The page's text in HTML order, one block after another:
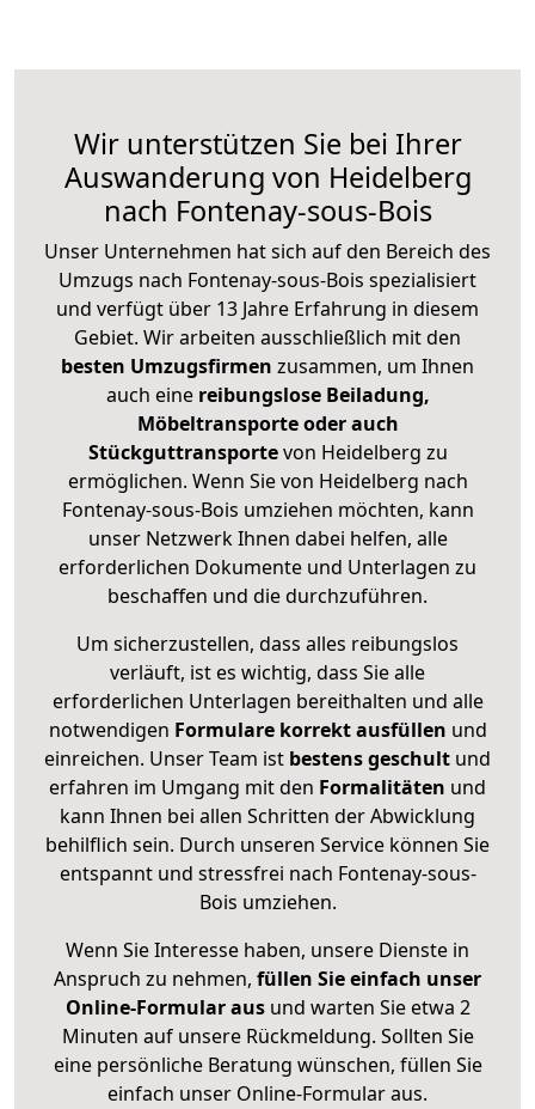
Wir unterstützen Sie bei Ihrer
Auswanderung von Heidelberg
nach Fontenay-sous-Bois
Unser Unternehmen hat sich auf den Bereich des
Umzugs nach Fontenay-sous-Bois spezialisiert
und verfügt über 13 Jahre Erfahrung in diesem
Gebiet. Wir arbeiten ausschließlich mit den
besten Umzugsfirmen zusammen, um Ihnen
auch eine reibungslose Beiladung,
Möbeltransporte oder auch
Stückguttransportevon Heidelberg zu
ermöglichen. Wenn Sie von Heidelberg nach
Fontenay-sous-Bois umziehen möchten, kann
unser Netzwerk Ihnen dabei helfen, alle
erforderlichen Dokumente und Unterlagen zu
beschaffen und die durchzuführen.
Um sicherzustellen, dass alles reibungslos
verläuft, ist es wichtig, dass Sie alle
erforderlichen Unterlagen bereithalten und alle
notwendigen Formulare korrekt ausfüllen und
einreichen. Unser Team ist bestens geschult und
erfahren im Umgang mit den Formalitäten und
kann Ihnen bei allen Schritten der Abwicklung
behilflich sein. Durch unseren Service können Sie
entspannt und stressfrei nach Fontenay-sous-
Bois umziehen.
Wenn Sie Interesse haben, unsere Dienste in
Anspruch zu nehmen, füllen Sie einfach unser
Online-Formular ausund warten Sie etwa 2
Minuten auf unsere Rückmeldung. Sollten Sie
eine persönliche Beratung wünschen, füllen Sie
einfach unser Online-Formular aus.